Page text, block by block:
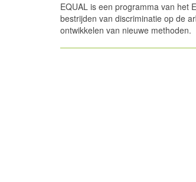
EQUAL is een programma van het
bestrijden van discriminatie op de
ontwikkelen van nieuwe methoden.